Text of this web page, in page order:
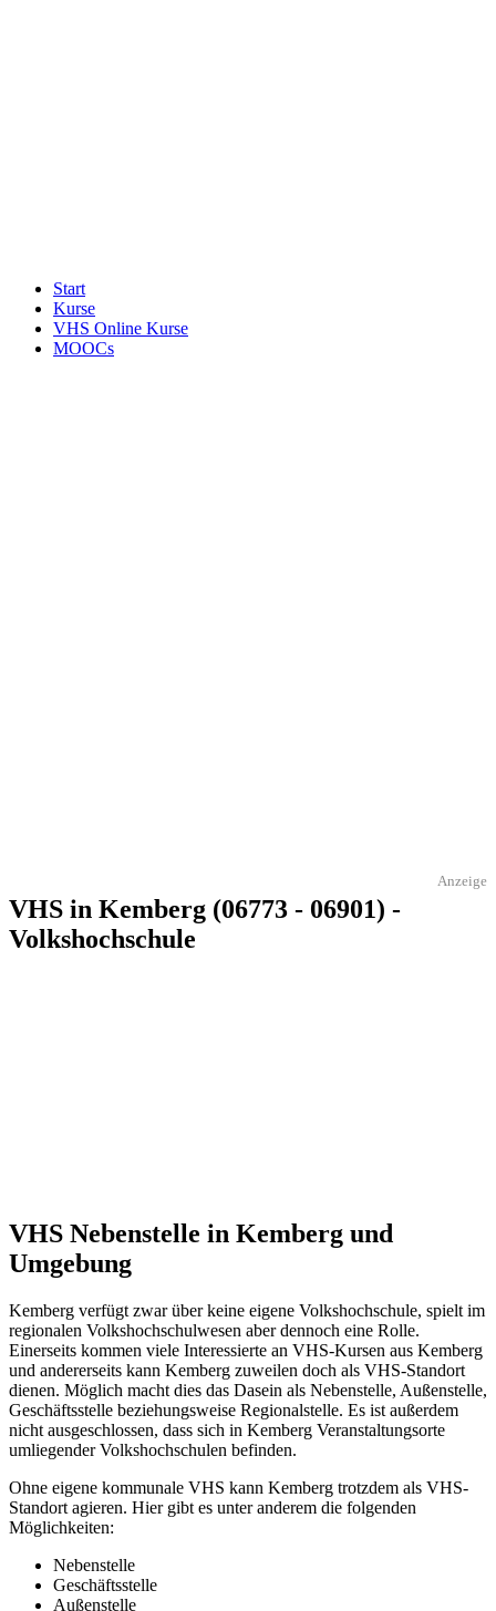
Start
Kurse
VHS Online Kurse
MOOCs
Anzeige
VHS in Kemberg (06773 - 06901) -
Volkshochschule
VHS Nebenstelle in Kemberg und
Umgebung
Kemberg verfügt zwar über keine eigene Volkshochschule, spielt im
regionalen Volkshochschulwesen aber dennoch eine Rolle.
Einerseits kommen viele Interessierte an VHS-Kursen aus Kemberg
und andererseits kann Kemberg zuweilen doch als VHS-Standort
dienen. Möglich macht dies das Dasein als Nebenstelle, Außenstelle,
Geschäftsstelle beziehungsweise Regionalstelle. Es ist außerdem
nicht ausgeschlossen, dass sich in Kemberg Veranstaltungsorte
umliegender Volkshochschulen befinden.
Ohne eigene kommunale VHS kann Kemberg trotzdem als VHS-
Standort agieren. Hier gibt es unter anderem die folgenden
Möglichkeiten:
Nebenstelle
Geschäftsstelle
Außenstelle